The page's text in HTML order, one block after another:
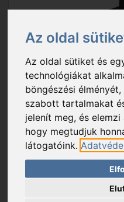
Az oldal
Az oldal sütiket és
technológiákat
böngészési
szabott tartalmakat
jelenít meg, és
hogy megtudjuk
látogatóink.